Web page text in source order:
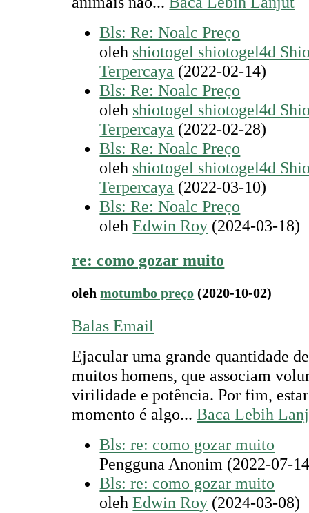
Bls: Re: Noalc Preço
oleh shiotogel shiotogel4d
Terpercaya (2022-02-14)
Bls: Re: Noalc Preço
oleh shiotogel shiotogel4d
Terpercaya (2022-02-28)
Bls: Re: Noalc Preço
oleh shiotogel shiotogel4d
Terpercaya (2022-03-10)
Bls: Re: Noalc Preço
olehEdwin Roy (2024-03-18)
re: como gozar muito
olehmotumbo preço (2020-10-02)
Balas Email
Ejacular uma grande quantidade
muitos homens, que associam
virilidade e potência. Por fim,
momento é algo...Baca Lebih
Bls: re: como gozar muito
Pengguna Anonim (2022-07-
Bls: re: como gozar muito
olehEdwin Roy (2024-03-08)